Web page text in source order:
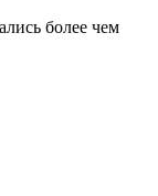
более чем